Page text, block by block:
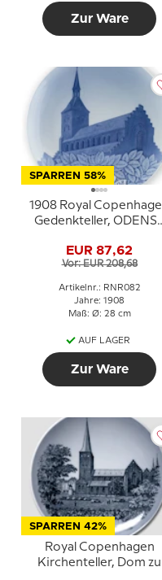
Zur Ware
SPARREN 58%
1908 Royal
Gedenkteller,
EUR 87,62
Vor: EUR 208,68
Artikelnr.: RNR082
Jahre: 1908
Maß: Ø: 28 cm
AUF LAGER
Zur Ware
SPARREN 42%
Royal Copenhagen
Kirchenteller, Dom zu